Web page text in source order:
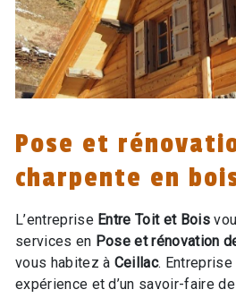
Pose et
charpente en
L’entreprise Entre Toit et Bois
services en Pose et rénovation
vous habitez à Ceillac. Entreprise
expérience et d’un savoir-faire